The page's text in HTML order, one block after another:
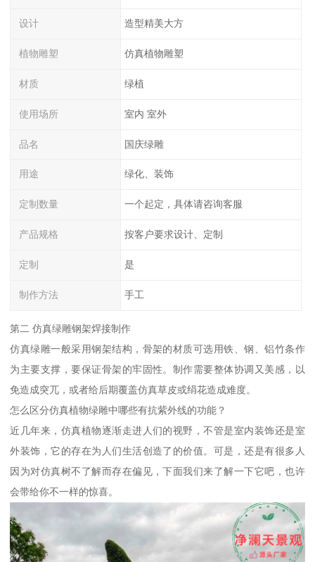
设计 造型精美大方
植物雕塑 仿真植物雕塑
材质 绿植
使用场所 室内 室外
品名 国庆绿雕
用途 绿化、装饰
定制数量 一个起定，具体请咨询客服
产品规格 按客户要求设计、定制
定制 是
制作方法 手工
第二 仿真绿雕钢架焊接制作
仿真绿雕一般采用钢架结构，骨架的材质可选用铁、钢、铝竹条作
为主要支撑，要保证骨架的牢固性。制作需要整体协调又美感，以
免造成突兀，或者给后期覆盖仿真草皮或绢花造成难度。
怎么区分仿真植物绿雕中哪些有抗紫外线的功能？
近几年来，仿真植物逐渐走进人们的视野，不管是室内装饰还是室
外装饰，它的存在为人们生活创造了的价值。可是，还是有很多人
因为对仿真树不了解而存在偏见，下面我们来了解一下它吧，也许
会带给你不一样的惊喜。